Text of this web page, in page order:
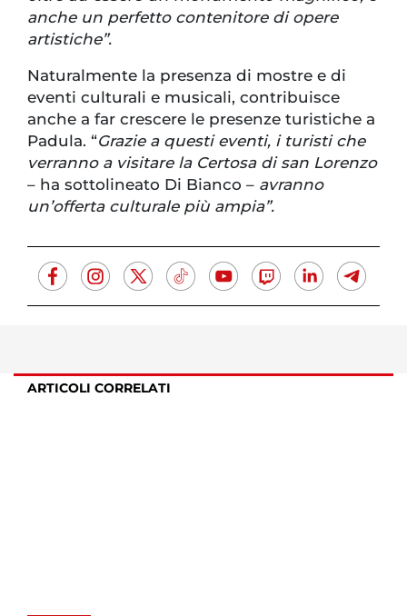
anche un perfetto contenitore di opere
artistiche”.
Naturalmente la presenza di mostre e di
eventi culturali e musicali, contribuisce
anche a far crescere le presenze turistiche a
Padula. “Grazie a questi eventi, i turisti che
verranno a visitare la Certosa di san Lorenzo
– ha sottolineato Di Bianco – avranno
un’offerta culturale più ampia”.
ARTICOLI CORRELATI